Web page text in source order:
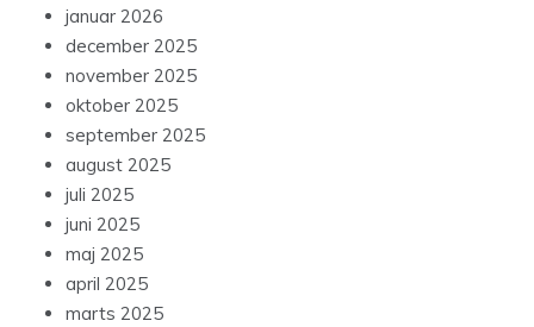
januar 2026
december 2025
november 2025
oktober 2025
september 2025
august 2025
juli 2025
juni 2025
maj 2025
april 2025
marts 2025